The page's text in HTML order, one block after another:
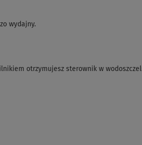
wydajny.
otrzymujesz sterownik w